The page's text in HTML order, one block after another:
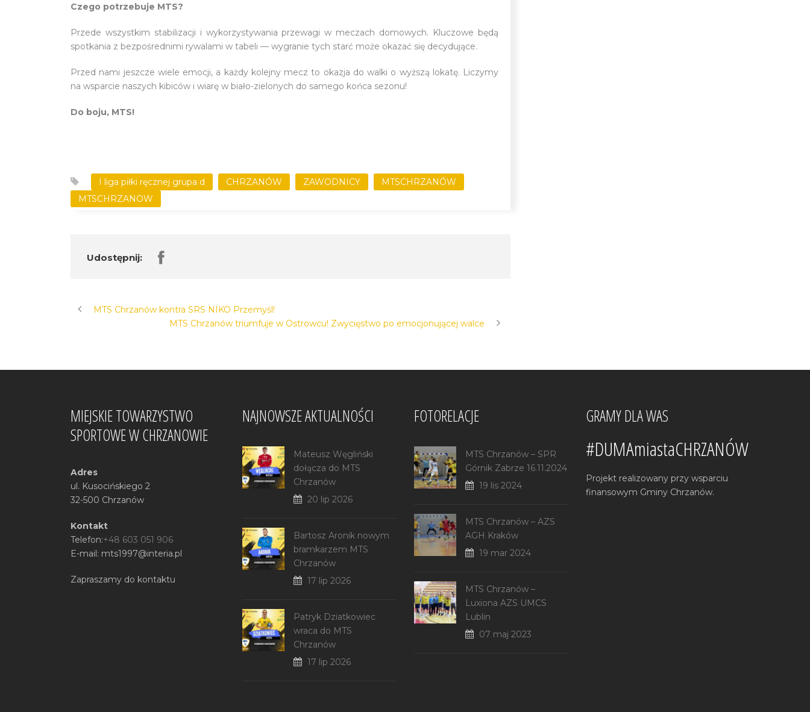
Czego potrzebuje MTS?
Przede wszystkim stabilizacji i wykorzystywania przewagi w meczach domowych. Kluczowe będą
spotkania z bezpośrednimi rywalami w tabeli — wygranie tych starć może okazać się decydujące.
Przed nami jeszcze wiele emocji, a każdy kolejny mecz to okazja do walki o wyższą lokatę. Liczymy
na wsparcie naszych kibiców i wiarę w biało-zielonych do samego końca sezonu!
Do boju, MTS!
I liga piłki ręcznej grupa d CHRZANÓW ZAWODNICY
MTSCHRZANÓW
MTSCHRZANOW
Udostępnij:
MTS Chrzanów kontra SRS NIKO Przemyśl!
MTS Chrzanów triumfuje w Ostrowcu! Zwycięstwo po emocjonującej walce
MIEJSKIE TOWARZYSTWO
SPORTOWE W CHRZANOWIE
Adres
ul. Kusocińskiego 2
32-500 Chrzanów
Kontakt
Telefon:+48 603 051 906
E-mail: mts1997@interia.pl
Zapraszamy do kontaktu
NAJNOWSZE AKTUALNOŚCI
Mateusz Węgliński
dołącza do MTS
Chrzanów
20 lip 2026
Bartosz Aronik nowym
bramkarzem MTS
Chrzanów
17 lip 2026
Patryk Dziatkowiec
wraca do MTS
Chrzanów
17 lip 2026
FOTORELACJE
MTS Chrzanów – SPR
Górnik Zabrze 16.11.2024
19 lis 2024
MTS Chrzanów – AZS
AGH Kraków
19 mar 2024
MTS Chrzanów –
Luxiona AZS UMCS
Lublin
07 maj 2023
GRAMY DLA WAS
#DUMAmiastaCHRZANÓW
Projekt realizowany przy wsparciu
finansowym Gminy Chrzanów.